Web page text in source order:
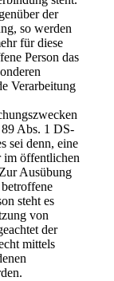
der
so werden
für diese
Person das
Verarbeitung
Abs. 1 DS-
sei denn, eine
im öffentlichen
Ausübung
steht es
von
der
mittels